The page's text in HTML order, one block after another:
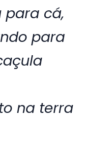
para cá,
para
na terra